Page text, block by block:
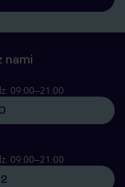
nami
09:00–21:00
09:00–21:00